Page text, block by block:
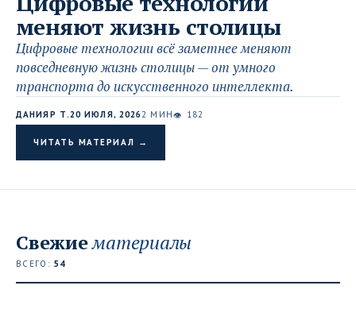
меняют жизнь столицы
Цифровые технологии всё заметнее меняют
повседневную жизнь столицы — от умного
транспорта до искусственного интеллекта.
ДАНИЯР Т.20 ИЮЛЯ, 20262 МИН👁 182
ЧИТАТЬ МАТЕРИАЛ →
Свежиематериалы
ВСЕГО: 54